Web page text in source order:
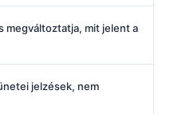
megváltoztatja, mit jelent a
jelzések, nem